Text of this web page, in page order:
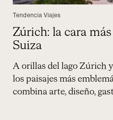
Tendencia Viajes
Nuevos destinos
en 2026
Viajar a África con
destinos remotos, donde
privacidad y la